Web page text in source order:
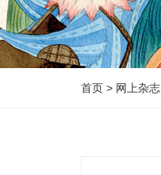
首页 > 网上杂志